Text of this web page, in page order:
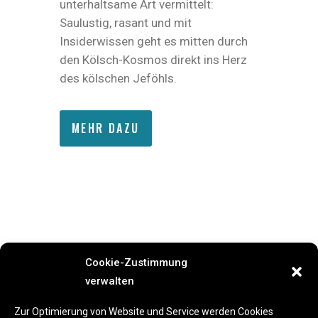
Cookie-Zustimmung
verwalten
Zur Optimierung von Website und Service werden Cookies
unterhaltsame Art vermittelt:
Saulustig, rasant und mit
Insiderwissen geht es mitten durch
den Kölsch-Kosmos direkt ins Herz
des kölschen Jeföhls.
MEHR DAZU